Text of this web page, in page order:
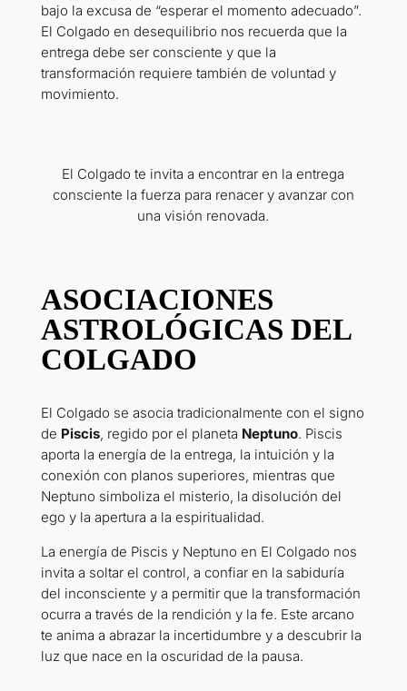
bajo la excusa de “esperar el momento adecuado”.
El Colgado en desequilibrio nos recuerda que la
entrega debe ser consciente y que la
transformación requiere también de voluntad y
movimiento.
El Colgado te invita a encontrar en la entrega
consciente la fuerza para renacer y avanzar con
una visión renovada.
ASOCIACIONES
ASTROLÓGICAS DEL
COLGADO
El Colgado se asocia tradicionalmente con el signo
de Piscis, regido por el planeta Neptuno. Piscis
aporta la energía de la entrega, la intuición y la
conexión con planos superiores, mientras que
Neptuno simboliza el misterio, la disolución del
ego y la apertura a la espiritualidad.
La energía de Piscis y Neptuno en El Colgado nos
invita a soltar el control, a confiar en la sabiduría
del inconsciente y a permitir que la transformación
ocurra a través de la rendición y la fe. Este arcano
te anima a abrazar la incertidumbre y a descubrir la
luz que nace en la oscuridad de la pausa.